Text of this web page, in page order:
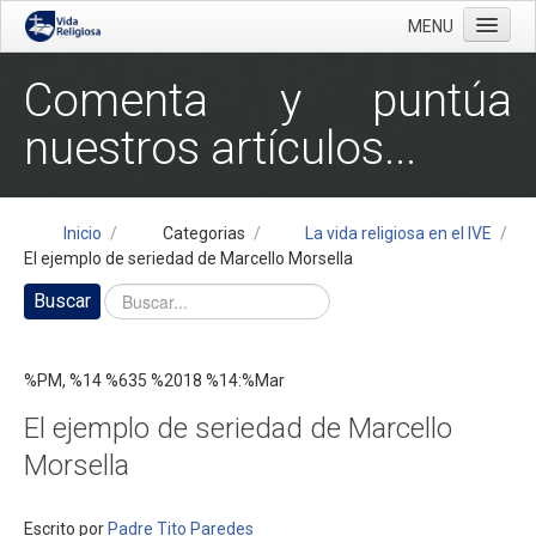
MENU
Inicio
Objetivo
¿Quiénes somos?
Categorias
La vida religiosa en sus aspectos teológicos
Vida religiosa y Biblia
Los votos en particular
La vida religiosa en los textos de los santos
La vida religiosa en el magisterio de la iglesia
Enemigos de la vida religiosa
Comenta y puntúa
nuestros artículos...
Inicio / Categorias / La vida religiosa en el IVE /
El ejemplo de seriedad de Marcello Morsella
Buscar
%PM, %14 %635 %2018 %14:%Mar
El ejemplo de seriedad de Marcello
Morsella
Escrito por Padre Tito Paredes